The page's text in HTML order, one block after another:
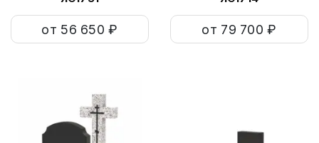
от 56 650 ₽ от 79 700 ₽